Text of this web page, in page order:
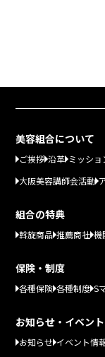
美容組合について
ご挨拶 沿革 ミッシ
大阪美容講師会活動
組合の特典
斡旋商品 推薦商社 機
保険・制度
各種保険 各種制度 S
お知らせ・イベント
お知らせ イベント情